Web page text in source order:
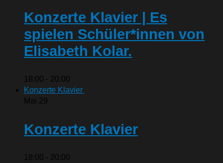
Konzerte Klavier | Es
spielen Schüler*innen von
Elisabeth Kolar.
18:00 - 20:00
Konzerte Klavier
Mai 29
Konzerte Klavier
18:00 - 20:00